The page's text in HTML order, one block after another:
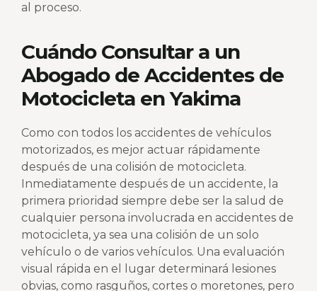
al proceso.
Cuándo Consultar a un
Abogado de Accidentes de
Motocicleta en Yakima
Como con todos los accidentes de vehículos
motorizados, es mejor actuar rápidamente
después de una colisión de motocicleta.
Inmediatamente después de un accidente, la
primera prioridad siempre debe ser la salud de
cualquier persona involucrada en accidentes de
motocicleta, ya sea una colisión de un solo
vehículo o de varios vehículos. Una evaluación
visual rápida en el lugar determinará lesiones
obvias, como rasguños, cortes o moretones, pero